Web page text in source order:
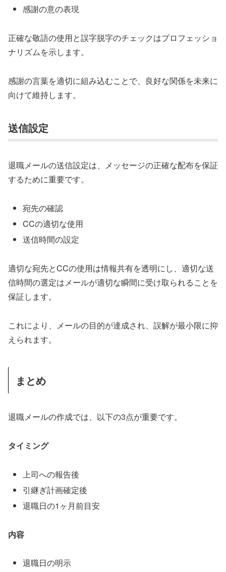
感謝の意の表現
正確な敬語の使用と誤字脱字のチェックはプロフェッショ
ナリズムを示します。
感謝の言葉を適切に組み込むことで、良好な関係を未来に
向けて維持します。
送信設定
退職メールの送信設定は、メッセージの正確な配布を保証
するために重要です。
宛先の確認
CCの適切な使用
送信時間の設定
適切な宛先とCCの使用は情報共有を透明にし、適切な送
信時間の選定はメールが適切な瞬間に受け取られることを
保証します。
これにより、メールの目的が達成され、誤解が最小限に抑
えられます。
まとめ
退職メールの作成では、以下の3点が重要です。
タイミング
上司への報告後
引継ぎ計画確定後
退職日の1ヶ月前目安
内容
退職日の明示